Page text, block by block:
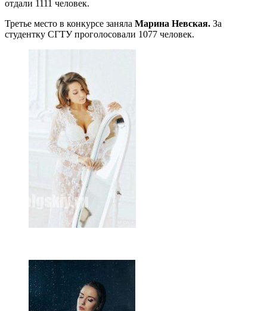
отдали 1111 человек.
Третье место в конкурсе заняла Марина Невская. За
студентку СГТУ проголосовали 1077 человек.